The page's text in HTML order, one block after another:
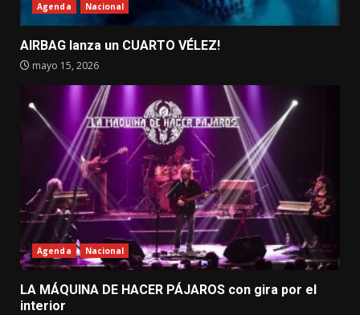
Agenda Nacional
AIRBAG lanza un CUARTO VÉLEZ!
mayo 15, 2026
Agenda Nacional
LA MÁQUINA DE HACER PÁJAROS con gira por el
interior